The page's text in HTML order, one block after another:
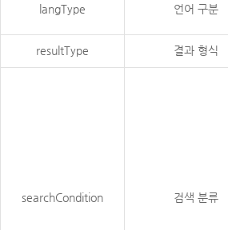
langType 언어 구분
resultType 결과 형식
searchCondition 검색 분류